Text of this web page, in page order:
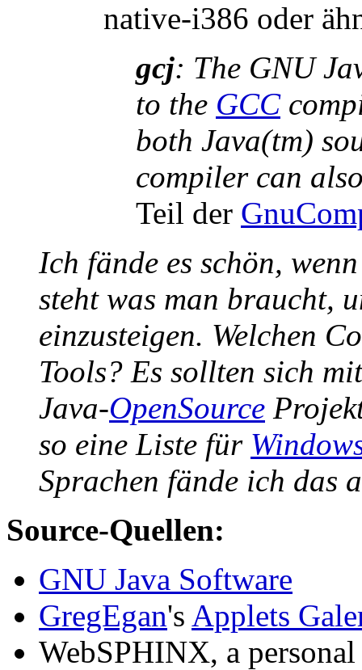
native-i386 oder
gcj: The GNU
to the GCC
both Java(tm)
compiler can
Teil der
Ich fände es schön,
steht was man braucht,
einzusteigen. Welchen
Tools? Es sollten sich
Java-OpenSource
so eine Liste für
Sprachen fände ich das
Source-Quellen:
GNU Java Software
GregEgan's Applets
WebSPHINX, a